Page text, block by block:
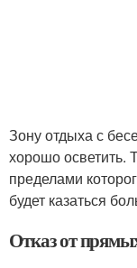
Зону отдыха с
хорошо осветить.
пределами
будет казаться
Отказ от